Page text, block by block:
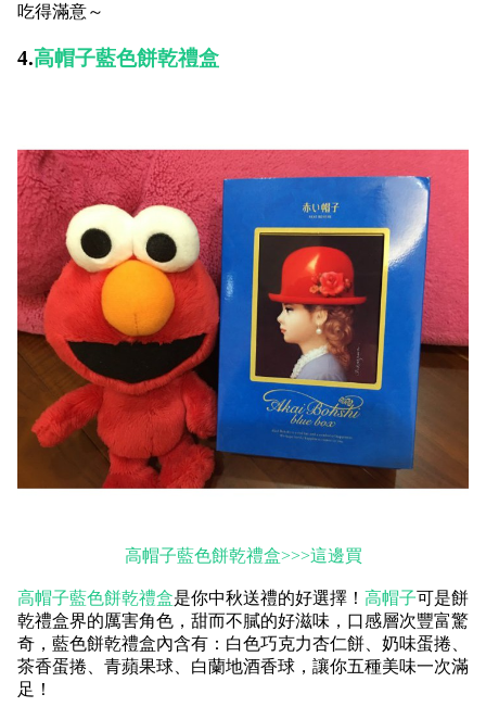
吃得滿意～
4.高帽子藍色餅乾禮盒
高帽子藍色餅乾禮盒>>>這邊買
高帽子藍色餅乾禮盒是你中秋送禮的好選擇！ 高帽子可是餅
乾禮盒界的厲害角色，甜而不膩的好滋味，口感層次豐富驚
奇，藍色餅乾禮盒內含有：白色巧克力杏仁餅、奶味蛋捲、
茶香蛋捲、青蘋果球、白蘭地酒香球，讓你五種美味一次滿
足！